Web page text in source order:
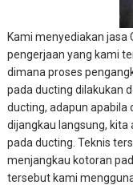
Kami menyediakan jasa
pengerjaan yang kami
dimana proses
pada ducting dilakukan
ducting, adapun
dijangkau langsung,
pada ducting. Teknis
menjangkau kotoran
tersebut kami